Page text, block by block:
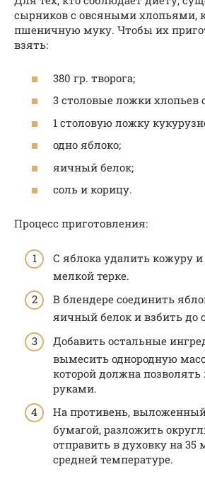
сырников с овсяными хлопьями,
пшеничную муку. Чтобы их
взять:
380 гр. творога;
3 столовые ложки хлопьев
1 столовую ложку
одно яблоко;
яичный белок;
соль и корицу.
Процесс приготовления:
С яблока удалить кожуру и
мелкой терке.
В блендере соединить
яичный белок и взбить до
Добавить остальные
вымесить однородную
которой должна
руками.
На противень,
бумагой, разложить
отправить в духовку на 35
средней температуре.